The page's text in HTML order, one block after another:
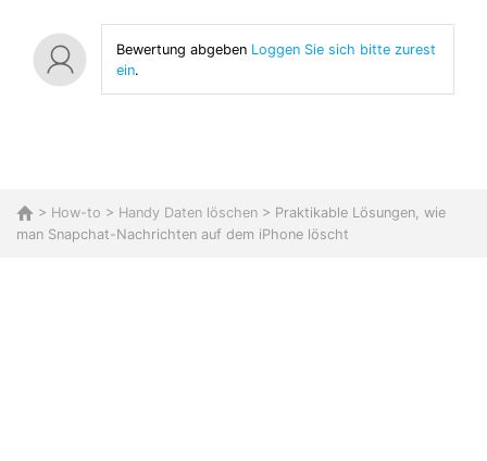
Bewertung abgebenLoggen Sie sich bitte zurest
ein.
> How-to > Handy Daten löschen > Praktikable Lösungen, wie
man Snapchat-Nachrichten auf dem iPhone löscht